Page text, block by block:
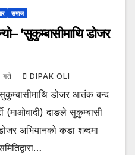
समाज
‘सुकुम्बासीमाथि डोजर
गते DIPAK OLI
डोजर आतंक बन्द
(माओवादी) दाङले सुकुम्बासी
अभियानको कडा शब्दमा